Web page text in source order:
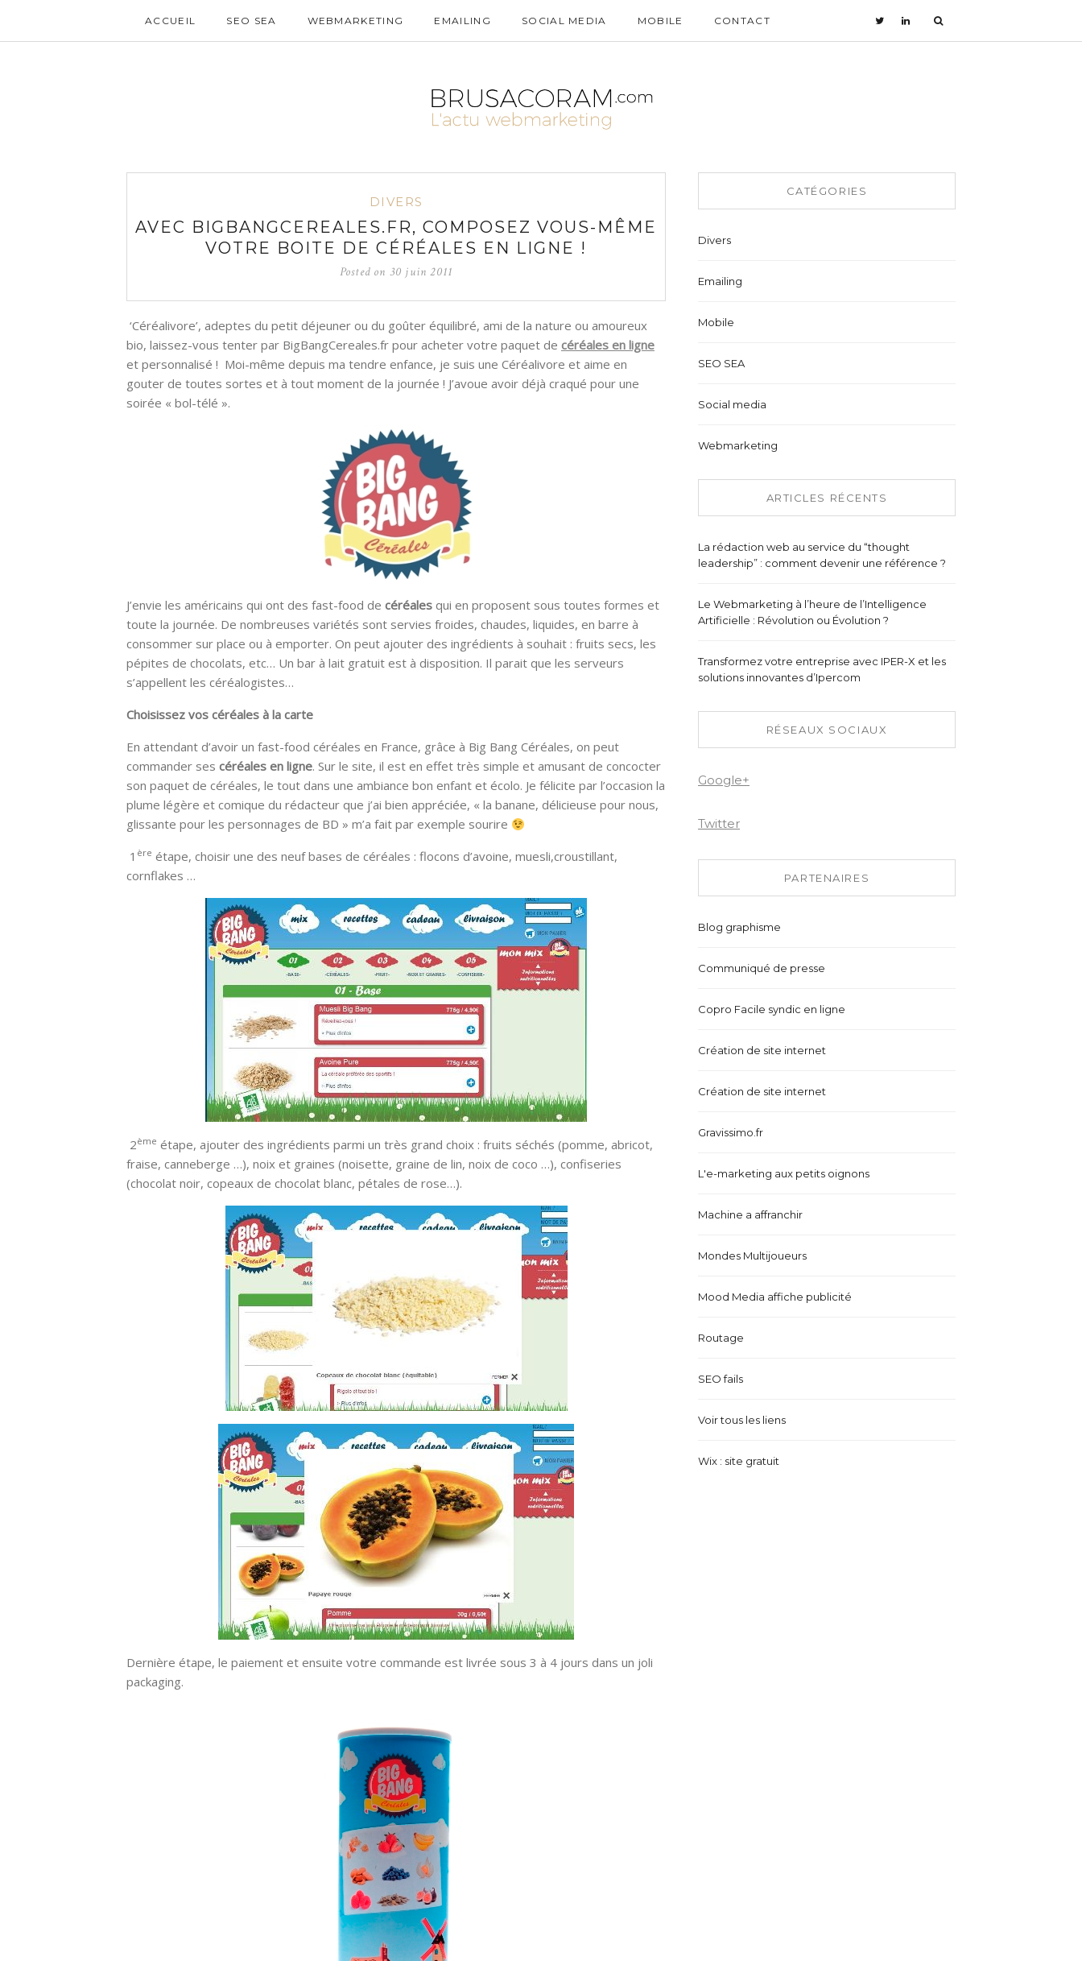
ACCUEIL SEO SEA WEBMARKETING EMAILING SOCIAL MEDIA MOBILE CONTACT
DIVERS
AVEC BIGBANGCEREALES.FR, COMPOSEZ VOUS-MÊME
VOTRE BOITE DE CÉRÉALES EN LIGNE !
Posted on 30 juin 2011
‘Céréalivore’, adeptes du petit déjeuner ou du goûter équilibré, ami de la nature ou amoureux
bio, laissez-vous tenter par BigBangCereales.fr pour acheter votre paquet de céréales en ligne
et personnalisé ! Moi-même depuis ma tendre enfance, je suis une Céréalivore et aime en
gouter de toutes sortes et à tout moment de la journée ! J’avoue avoir déjà craqué pour une
soirée « bol-télé ».
J’envie les américains qui ont des fast-food de céréales qui en proposent sous toutes formes et
toute la journée. De nombreuses variétés sont servies froides, chaudes, liquides, en barre à
consommer sur place ou à emporter. On peut ajouter des ingrédients à souhait : fruits secs, les
pépites de chocolats, etc… Un bar à lait gratuit est à disposition. Il parait que les serveurs
s’appellent les céréalogistes…
Choisissez vos céréales à la carte
En attendant d’avoir un fast-food céréales en France, grâce à Big Bang Céréales, on peut
commander ses céréales en ligne. Sur le site, il est en effet très simple et amusant de concocter
son paquet de céréales, le tout dans une ambiance bon enfant et écolo. Je félicite par l’occasion la
plume légère et comique du rédacteur que j’ai bien appréciée, « la banane, délicieuse pour nous,
glissante pour les personnages de BD » m’a fait par exemple sourire
1 ère étape, choisir une des neuf bases de céréales : flocons d’avoine, muesli,croustillant,
cornflakes …
2ème étape, ajouter des ingrédients parmi un très grand choix : fruits séchés (pomme, abricot,
fraise, canneberge …), noix et graines (noisette, graine de lin, noix de coco …), confiseries
(chocolat noir, copeaux de chocolat blanc, pétales de rose…).
Dernière étape, le paiement et ensuite votre commande est livrée sous 3 à 4 jours dans un joli
packaging.
CATÉGORIES
Divers
Emailing
Mobile
SEO SEA
Social media
Webmarketing
ARTICLES RÉCENTS
La rédaction web au service du “thought
leadership” : comment devenir une référence ?
Le Webmarketing à l’heure de l’Intelligence
Artificielle : Révolution ou Évolution ?
Transformez votre entreprise avec IPER-X et les
solutions innovantes d’Ipercom
RÉSEAUX SOCIAUX
Google+
Twitter
PARTENAIRES
Blog graphisme
Communiqué de presse
Copro Facile syndic en ligne
Création de site internet
Création de site internet
Gravissimo.fr
L'e-marketing aux petits oignons
Machine a affranchir
Mondes Multijoueurs
Mood Media affiche publicité
Routage
SEO fails
Voir tous les liens
Wix : site gratuit